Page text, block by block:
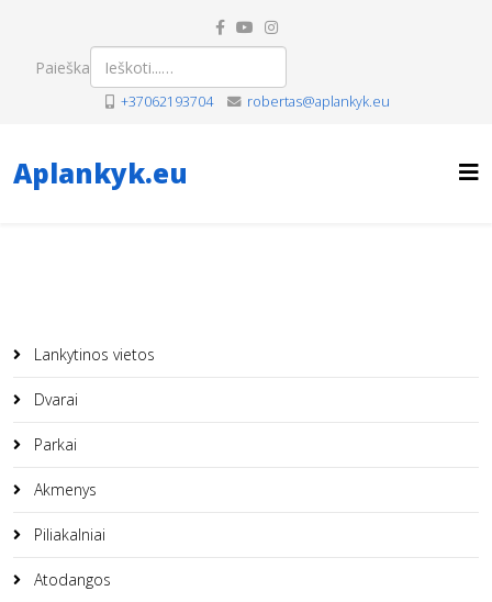
Paieška
+37062193704 robertas@aplankyk.eu
Aplankyk.eu
Lankytinos vietos
Dvarai
Parkai
Akmenys
Piliakalniai
Atodangos